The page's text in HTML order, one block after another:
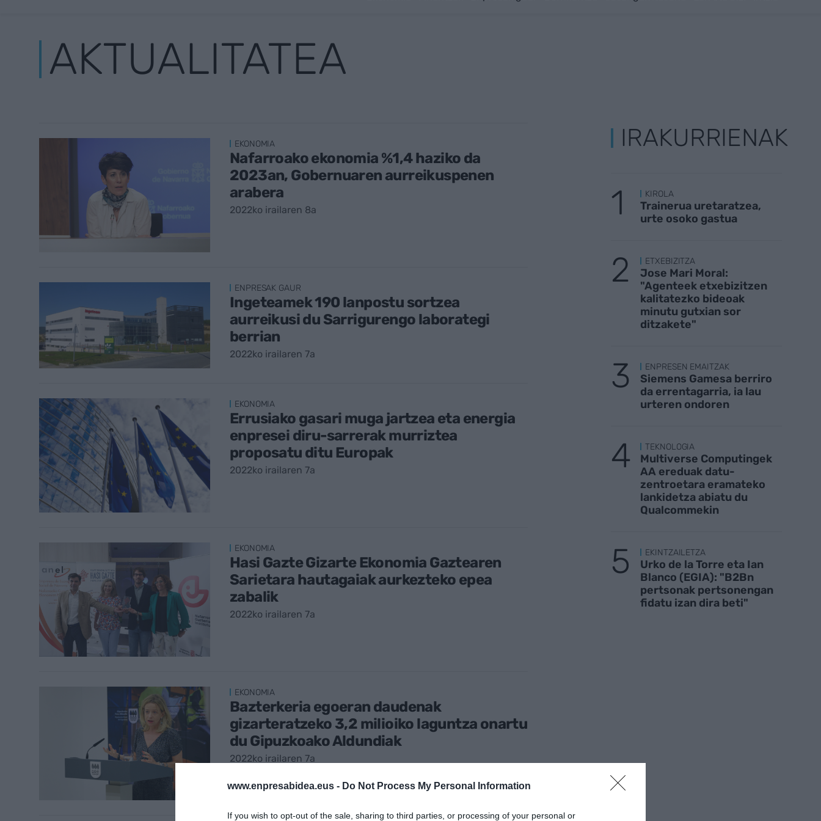
www.enpresabidea.eus - Do Not Process My Personal Information
If you wish to opt-out of the sale, sharing to third parties, or processing of your personal or
AKTUALITATEA
EKONOMIA
Nafarroako ekonomia %1,4 haziko da
2023an, Gobernuaren aurreikuspenen
arabera
2022ko irailaren 8a
ENPRESAK GAUR
Ingeteamek 190 lanpostu sortzea
aurreikusi du Sarrigurengo laborategi
berrian
2022ko irailaren 7a
EKONOMIA
Errusiako gasari muga jartzea eta energia
enpresei diru-sarrerak murriztea
proposatu ditu Europak
2022ko irailaren 7a
EKONOMIA
Hasi Gazte Gizarte Ekonomia Gaztearen
Sarietara hautagaiak aurkezteko epea
zabalik
2022ko irailaren 7a
EKONOMIA
Bazterkeria egoeran daudenak
gizarteratzeko 3,2 milioiko laguntza onartu
du Gipuzkoako Aldundiak
2022ko irailaren 7a
IRAKURRIENAK
KIROLA
Trainerua uretaratzea,
urte osoko gastua
ETXEBIZITZA
Jose Mari Moral:
"Agenteek etxebizitzen
kalitatezko bideoak
minutu gutxian sor
ditzakete"
ENPRESEN EMAITZAK
Siemens Gamesa berriro
da errentagarria, ia lau
urteren ondoren
TEKNOLOGIA
Multiverse Computingek
AA ereduak datu-
zentroetara eramateko
lankidetza abiatu du
Qualcommekin
EKINTZAILETZA
Urko de la Torre eta Ian
Blanco (EGIA): "B2Bn
pertsonak pertsonengan
fidatu izan dira beti"